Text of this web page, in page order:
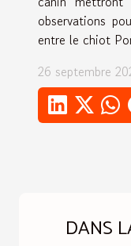
observations
entre le chiot
26 septembre
DANS